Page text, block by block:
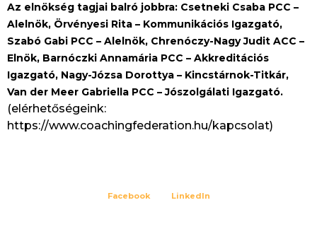
Az elnökség tagjai balró jobbra: Csetneki Csaba PCC –
Alelnök, Örvényesi Rita – Kommunikációs Igazgató,
Szabó Gabi PCC – Alelnök, Chrenóczy-Nagy Judit ACC –
Elnök, Barnóczki Annamária PCC – Akkreditációs
Igazgató, Nagy-Józsa Dorottya – Kincstárnok-Titkár,
Van der Meer Gabriella PCC – Jószolgálati Igazgató.
(elérhetőségeink:
https://www.coachingfederation.hu/kapcsolat)
Facebook LinkedIn